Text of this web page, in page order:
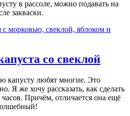
в рассоле, можно подавать на
закваски.
со свеклой
капусту любят многие. Это
Я же хочу рассказать, как сделать
часов. Причём, отличается она ещё